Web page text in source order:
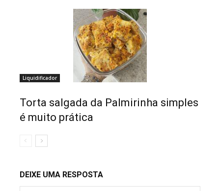
Liquidificador
Torta salgada da Palmirinha simples
é muito prática
DEIXE UMA RESPOSTA